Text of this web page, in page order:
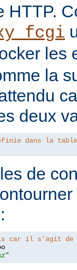
HTTP.
les
la
deux
dans la
de
car il s'agit de